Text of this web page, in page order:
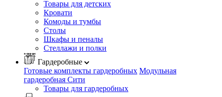
Товары для детских
Кровати
Комоды и тумбы
Столы
Шкафы и пеналы
Стеллажи и полки
Гардеробные
Готовые комплекты гардеробных Модульная
гардеробная Сити
Товары для гардеробных